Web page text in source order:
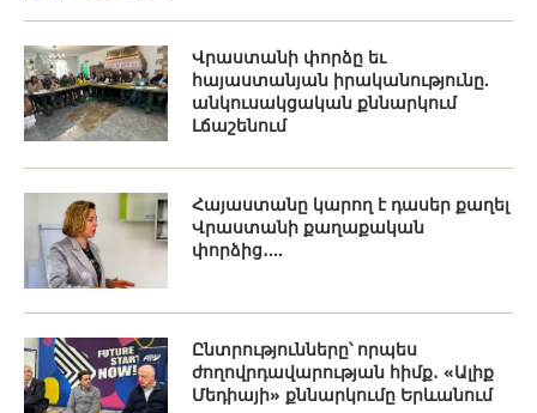
Վրաստանի փորձը եւ
հայաստանյան իրականությունը.
անկուսակցական քննարկում
Լճաշենում
Հայաստանը կարող է դասեր քաղել
Վրաստանի քաղաքական
փորձից․...
Ընտրությունները՝ որպես
ժողովրդավարության հիմք․ «Ալիք
Մեդիայի» քննարկումը Երևանում